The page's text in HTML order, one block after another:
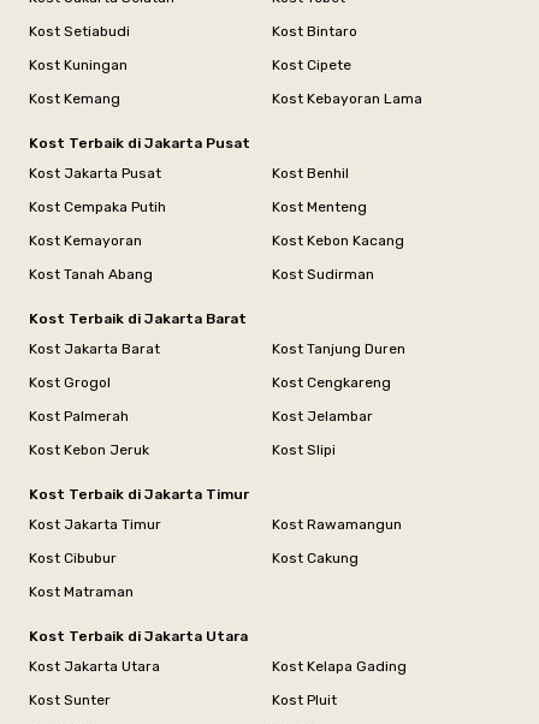
Kost Setiabudi
Kost Bintaro
Kost Kuningan
Kost Cipete
Kost Kemang
Kost Kebayoran Lama
Kost Terbaik di Jakarta Pusat
Kost Jakarta Pusat
Kost Benhil
Kost Cempaka Putih
Kost Menteng
Kost Kemayoran
Kost Kebon Kacang
Kost Tanah Abang
Kost Sudirman
Kost Terbaik di Jakarta Barat
Kost Jakarta Barat
Kost Tanjung Duren
Kost Grogol
Kost Cengkareng
Kost Palmerah
Kost Jelambar
Kost Kebon Jeruk
Kost Slipi
Kost Terbaik di Jakarta Timur
Kost Jakarta Timur
Kost Rawamangun
Kost Cibubur
Kost Cakung
Kost Matraman
Kost Terbaik di Jakarta Utara
Kost Jakarta Utara
Kost Kelapa Gading
Kost Sunter
Kost Pluit